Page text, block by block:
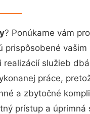
? Ponúkame vám
prispôsobené
služieb
práce,
a zbytočné
prístup a úprimná